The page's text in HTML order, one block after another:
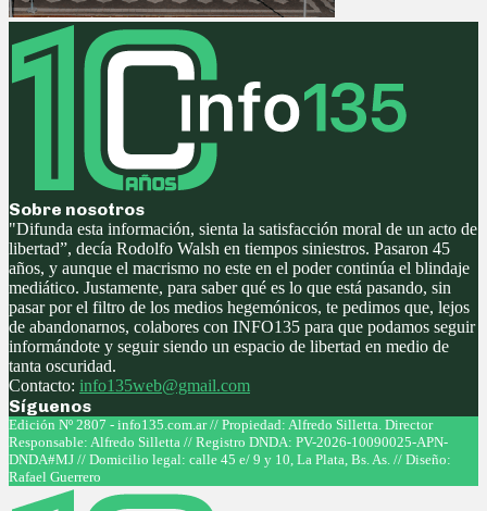
Sobre nosotros
"Difunda esta información, sienta la satisfacción moral de un acto de
libertad”, decía Rodolfo Walsh en tiempos siniestros. Pasaron 45
años, y aunque el macrismo no este en el poder continúa el blindaje
mediático. Justamente, para saber qué es lo que está pasando, sin
pasar por el filtro de los medios hegemónicos, te pedimos que, lejos
de abandonarnos, colabores con INFO135 para que podamos seguir
informándote y seguir siendo un espacio de libertad en medio de
tanta oscuridad.
Contacto: info135web@gmail.com
Síguenos
Facebook
Twitter
Instagram
Youtube
Edición Nº 2807 - info135.com.ar // Propiedad: Alfredo Silletta. Director
Responsable: Alfredo Silletta // Registro DNDA: PV-2026-10090025-APN-
DNDA#MJ // Domicilio legal: calle 45 e/ 9 y 10, La Plata, Bs. As. // Diseño:
Rafael Guerrero